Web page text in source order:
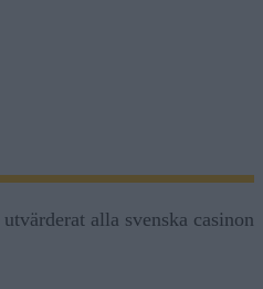
alla svenska casinon